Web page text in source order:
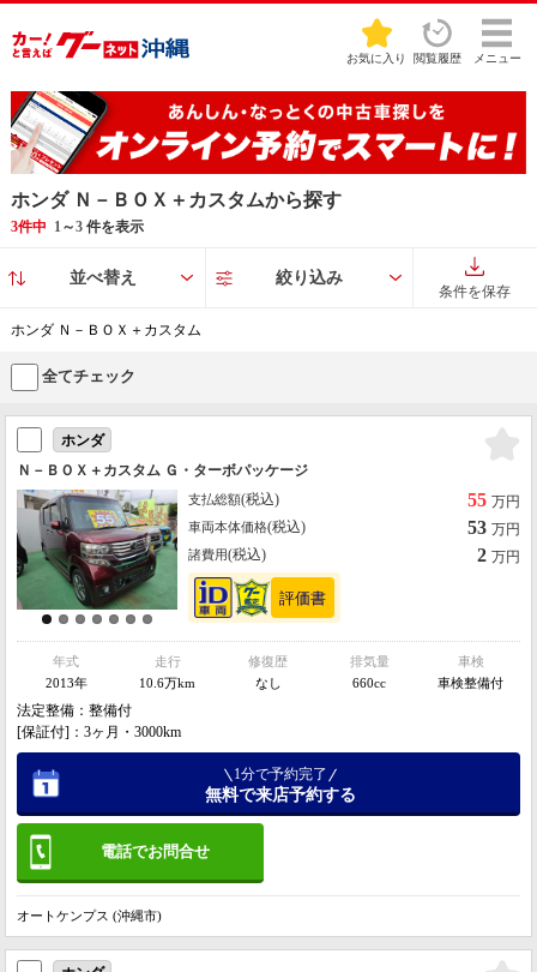
お気に入り 閲覧履歴 メニュー
ホンダ Ｎ－ＢＯＸ＋カスタムから探す
3件中 1～3件を表示
並べ替え 絞り込み
条件を保存
ホンダ Ｎ－ＢＯＸ＋カスタム
全てチェック
ホンダ
Ｎ－ＢＯＸ＋カスタム Ｇ・ターボパッケージ
支払総額(税込) 55 万円
車両本体価格(税込) 53 万円
諸費用(税込) 2 万円
年式
2013年
走行
10.6万km
修復歴
なし
排気量
660cc
車検
車検整備付
法定整備：整備付
[保証付]：3ヶ月・3000km
電話でお問合せ
1分で予約完了
無料で来店予約する
オートケンプス (沖縄市)